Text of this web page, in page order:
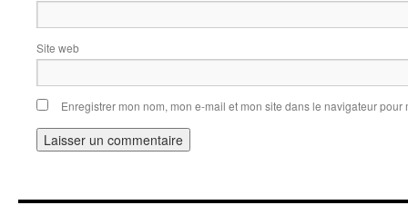
Site web
Enregistrer mon nom, mon e-mail et mon site dans le navigateur